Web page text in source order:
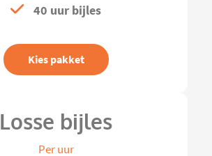
40 uur bijles
Kies pakket
Losse bijles
Per uur